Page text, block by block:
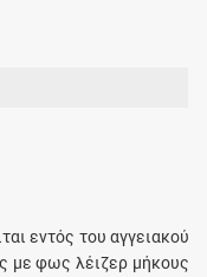
εντός του αγγειακού
με φως λέιζερ μήκους